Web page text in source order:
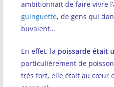
ambitionnait de faire vivre
guinguette, de gens qui
buvaient…
En effet, la poissarde était
particulièrement de poisson
très fort, elle était au cœur